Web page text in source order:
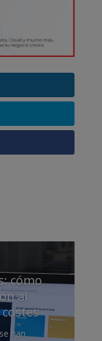
cómo
al
han